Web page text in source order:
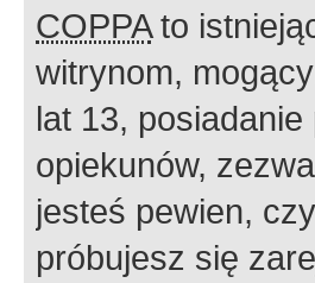
COPPAto
witrynom,
lat 13,
opiekunów,
jesteś pewien,
próbujesz się